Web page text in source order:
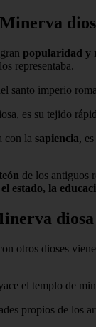
popularidad y
representaba.
santo imperio
es su tejido
con la sapiencia,
de los antiguos
estado, la
otros dioses
el templo de
propios de los